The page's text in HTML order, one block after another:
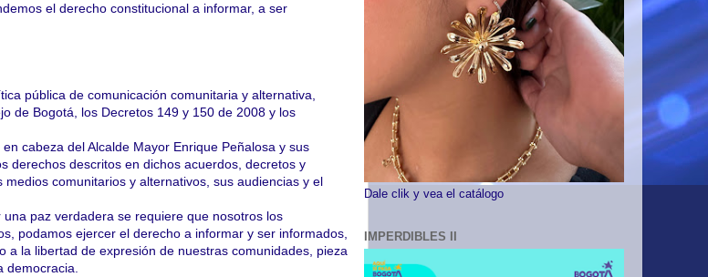
el derecho constitucional a informar, a ser
pública de comunicación comunitaria y alternativa,
de Bogotá, los Decretos 149 y 150 de 2008 y los
cabeza del Alcalde Mayor Enrique Peñalosa y sus
derechos descritos en dichos acuerdos, decretos y
comunitarios y alternativos, sus audiencias y el
paz verdadera se requiere que nosotros los
podamos ejercer el derecho a informar y ser informados,
a la libertad de expresión de nuestras comunidades, pieza
Dale clik y vea el catálogo
IMPERDIBLES II